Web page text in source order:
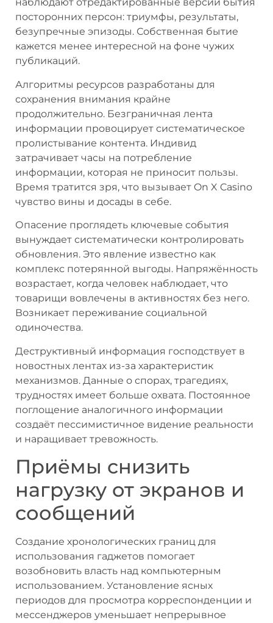
наблюдают отредактированные версии бытия
посторонних персон: триумфы, результаты,
безупречные эпизоды. Собственная бытие
кажется менее интересной на фоне чужих
публикаций.
Алгоритмы ресурсов разработаны для
сохранения внимания крайне
продолжительно. Безграничная лента
информации провоцирует систематическое
пролистывание контента. Индивид
затрачивает часы на потребление
информации, которая не приносит пользы.
Время тратится зря, что вызывает On X Casino
чувство вины и досады в себе.
Опасение проглядеть ключевые события
вынуждает систематически контролировать
обновления. Это явление известно как
комплекс потерянной выгоды. Напряжённость
возрастает, когда человек наблюдает, что
товарищи вовлечены в активностях без него.
Возникает переживание социальной
одиночества.
Деструктивный информация господствует в
новостных лентах из-за характеристик
механизмов. Данные о спорах, трагедиях,
трудностях имеет больше охвата. Постоянное
поглощение аналогичного информации
создаёт пессимистичное видение реальности
и наращивает тревожность.
Приёмы снизить
нагрузку от экранов и
сообщений
Создание хронологических границ для
использования гаджетов помогает
возобновить власть над компьютерным
использованием. Установление ясных
периодов для просмотра корреспонденции и
мессенджеров уменьшает непрерывное